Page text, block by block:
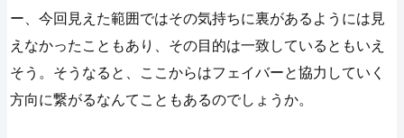
ー、今回見えた範囲ではその気持ちに裏があるようには見
えなかったこともあり、その目的は一致しているともいえ
そう。そうなると、ここからはフェイバーと協力していく
方向に繋がるなんてこともあるのでしょうか。